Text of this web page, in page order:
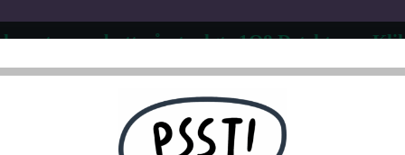
kvantumsrabatt på utvalgte 1Q8 Detektorer.